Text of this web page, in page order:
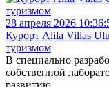
28 апреля 2026
Курорт Alila Villas
туризмом
В специально
собственной
развитию.